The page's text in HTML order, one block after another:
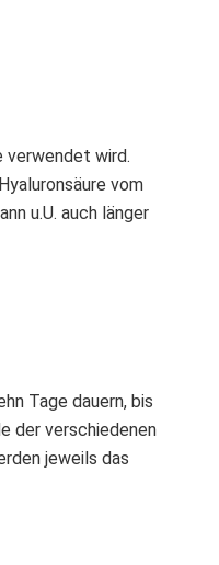
verwendet wird.
vom
u.U. auch länger
Tage dauern, bis
der verschiedenen
jeweils das